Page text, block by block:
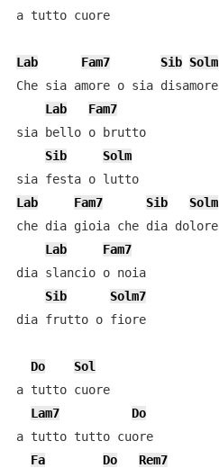
a tutto cuore
Lab Fam7 Sib Solm
Che sia amore o sia disamore
Lab
Fam7
sia bello o brutto
Sib
Solm
sia festa o lutto
Lab
Fam7 Sib
Solm
che dia gioia che dia dolore
Lab
Fam7
dia slancio o noia
Sib
Solm7
dia frutto o fiore
Do
Sol
a tutto cuore
Lam7
Do
a tutto tutto cuore
Fa
Do
Rem7